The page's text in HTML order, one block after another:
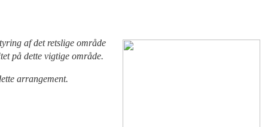
af det retslige område
på dette vigtige område.
arrangement.